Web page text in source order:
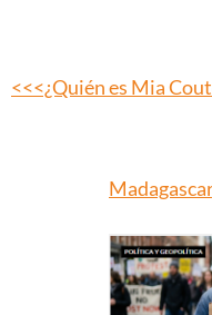
<<<¿Quién es Mia